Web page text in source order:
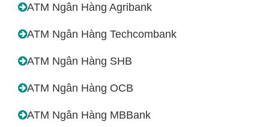
ATM Ngân Hàng Agribank
ATM Ngân Hàng Techcombank
ATM Ngân Hàng SHB
ATM Ngân Hàng OCB
ATM Ngân Hàng MBBank